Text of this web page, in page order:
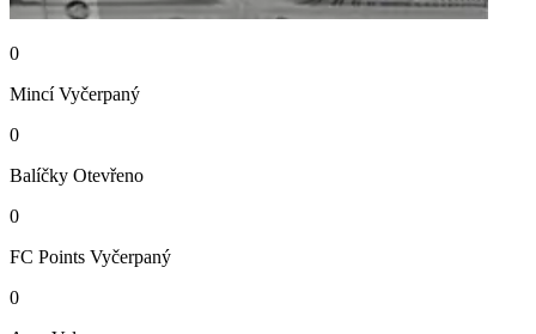
0
Mincí Vyčerpaný
0
Balíčky Otevřeno
0
FC Points Vyčerpaný
0